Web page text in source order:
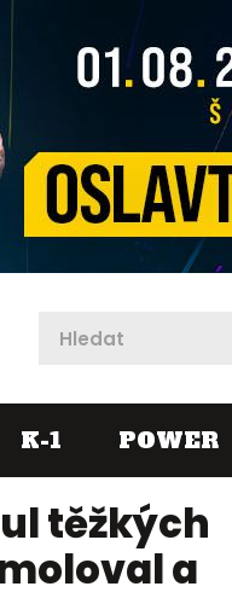
K-1 POWER
těžkých
a